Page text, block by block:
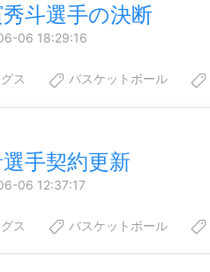
斗選手の決断
06 18:29:16
ス バスケットボール
手契約更新
06 12:37:17
ス バスケットボール